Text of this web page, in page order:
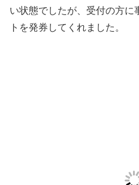
い状態でしたが、受付の方に
トを発券してくれました。